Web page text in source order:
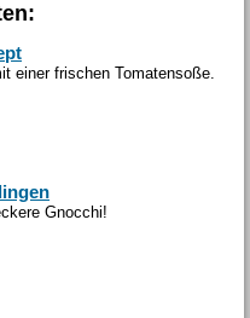
einer frischen Tomatensoße.
Gnocchi!